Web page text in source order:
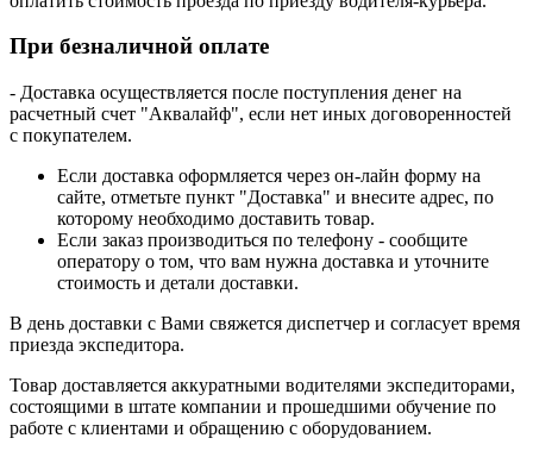
При безналичной оплате
- Доставка осуществляется после поступления денег на
расчетный счет "Аквалайф", если нет иных договоренностей
с покупателем.
Если доставка оформляется через он-лайн форму на
сайте, отметьте пункт "Доставка" и внесите адрес, по
которому необходимо доставить товар.
Если заказ производиться по телефону - сообщите
оператору о том, что вам нужна доставка и уточните
стоимость и детали доставки.
В день доставки с Вами свяжется диспетчер и согласует время
приезда экспедитора.
Товар доставляется аккуратными водителями экспедиторами,
состоящими в штате компании и прошедшими обучение по
работе с клиентами и обращению с оборудованием.